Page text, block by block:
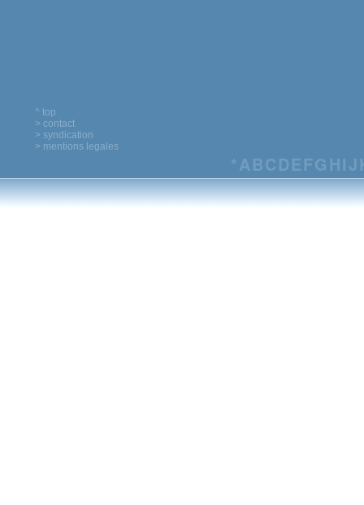
^ top
> contact
> syndication
> mentions legales
*ABCDEFG HIJ